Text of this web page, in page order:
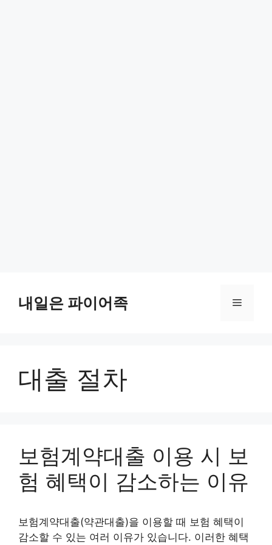
content내일은 파이어족 Menu
대출 절차
보험계약대출 이용 시 보
험 혜택이 감소하는 이유
보험계약대출(약관대출)을 이용할 때 보험 혜택이
감소할 수 있는 여러 이유가 있습니다. 이러한 혜택